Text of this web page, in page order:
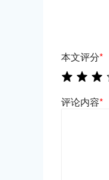
本文评分*
评论内容*